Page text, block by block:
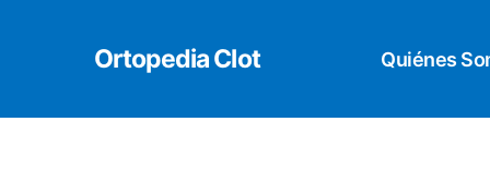
Ortopedia Clot Quiénes